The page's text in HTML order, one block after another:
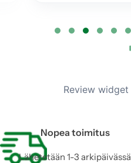
0
Review widget
Nopea toimitus
Lähetetään 1-3 arkipäivässä